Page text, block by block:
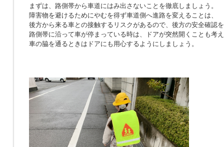
まずは、路側帯から車道にはみ出さないことを徹底しましょう。
障害物を避けるためにやむを得ず車道側へ進路を変えることは、
後方から来る車との接触するリスクがあるので、後方の安全確認
路側帯に沿って車が停まっている時は、ドアが突然開くことも考
車の脇を通るときはドアにも用心するようにしましょう。